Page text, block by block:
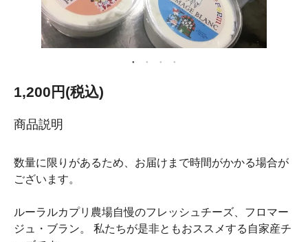
1,200円(税込)
商品説明
数量に限りがあるため、お届けまで時間がかかる場合が
ございます。
ルーラルカプリ農場自慢のフレッシュチーズ、フロマー
ジュ・ブラン。 私たちが是非ともおススメする自家産チ